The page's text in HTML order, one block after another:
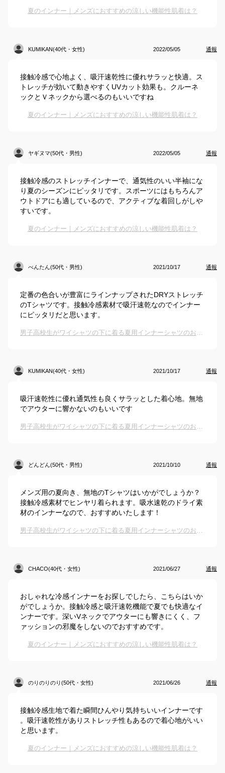
夏のインナー｜メンズにおすすめの涼しい機能性肌着は？
KUMIKAN(40代・女性) 2022/05/05 通報
接触冷感で心地よく、吸汗速乾性に優れサラッと快適。ス
トレッチが効いて動きやすくUVカット効果も。クルーネ
ックとＶネックから選べるのもいいですね
夏のインナー｜メンズにおすすめの涼しい機能性肌着は？
ヤギヌマ(50代・男性) 2022/05/05 通報
接触冷感のストレッチインナーで、通気性のいい半袖にな
り夏のシーズンにピッタリです。スポーツにはもちろんア
ウトドアにも適しているので、アクティブな着回しがしや
すいです。
夏のインナー｜メンズにおすすめの涼しい機能性肌着は？
べんたん(50代・男性) 2021/10/17 通報
定番の色合いが豊富にラインナップされたDRYストレッチ
のTシャツです。接触冷感素材で吸汗速乾なのでインナー
にピッタリだと思います。
男子高校生がワイシャツの下に着る夏用インナーシャツのおすすめは？
KUMIKAN(40代・女性) 2021/10/17 通報
吸汗速乾性に優れ通気性も良くサラッとした着心地。無地
でアウターに響かないのもいいです
男子高校生がワイシャツの下に着る夏用インナーシャツのおすすめは？
どんどん(50代・男性) 2021/10/10 通報
メンズ用の夏向き、無地のTシャツはいかがでしょうか？
接触冷感素材でヒンヤリ着られます。吸水速乾のドライ素
材のインナーなので、おすすめいたします！
男子高校生がワイシャツの下に着る夏用インナーシャツのおすすめは？
CHACO(40代・女性) 2021/06/27 通報
おしゃれな冷感インナーをお探しでしたら、こちらはいか
がでしょうか。接触冷感と吸汗速乾機能で夏でも快適なイ
ンナーです。深いVネックでアウターにも響きにくく、フ
ァッションの邪魔をしないのでおすすめです。
夏のインナー｜メンズにおすすめの涼しい機能性肌着は？
のりのりのり(50代・女性) 2021/06/26 通報
接触冷感生地で着た瞬間ひんやり気持ちいいインナーです
。吸汗速乾性がありストレッチ性もあるので着心地がいい
と思います。
夏のインナー｜メンズにおすすめの涼しい機能性肌着は？